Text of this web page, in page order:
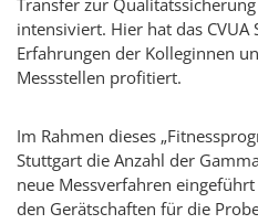
Transfer zur
intensiviert. Hier hat das
Erfahrungen der Kolleginnen
Messstellen profitiert.
Im Rahmen dieses
Stuttgart die Anzahl der
neue Messverfahren
den Gerätschaften für die